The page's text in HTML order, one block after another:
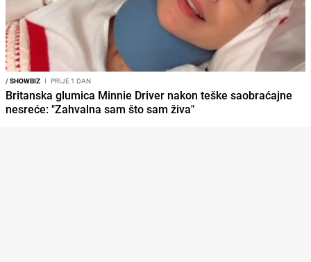
/SHOWBIZ I PRIJE 1 DAN
Britanska glumica Minnie Driver nakon teške saobraćajne
nesreće: "Zahvalna sam što sam živa"